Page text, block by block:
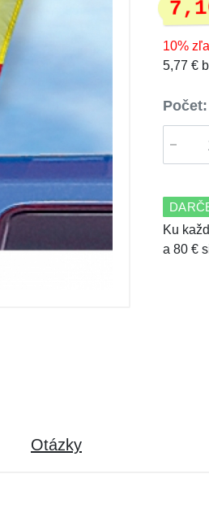
10%
5,77 €
Počet:
Ku
a 80 €
Otázky